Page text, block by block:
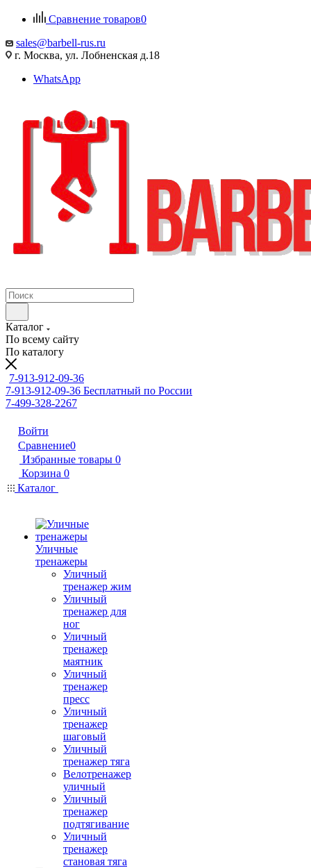
Сравнение товаров0
sales@barbell-rus.ru
г. Москва, ул. Лобненская д.18
WhatsApp
Каталог
По всему сайту
По каталогу
7-913-912-09-36
7-913-912-09-36 Бесплатный по России
7-499-328-2267
Войти
Сравнение0
Избранные товары 0
Корзина 0
Каталог
Уличные
тренажеры
Уличный
тренажер жим
Уличный
тренажер для
ног
Уличный
тренажер
маятник
Уличный
тренажер
пресс
Уличный
тренажер
шаговый
Уличный
тренажер тяга
Велотренажер
уличный
Уличный
тренажер
подтягивание
Уличный
тренажер
становая тяга